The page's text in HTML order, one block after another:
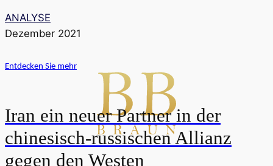
ANALYSE
Dezember 2021
Entdecken Sie mehr
Iran ein neuer Partner in der
chinesisch-russischen Allianz
gegen den Westen